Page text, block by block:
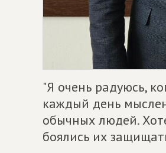
"Я очень радуюсь,
каждый день
обычных людей.
боялись их